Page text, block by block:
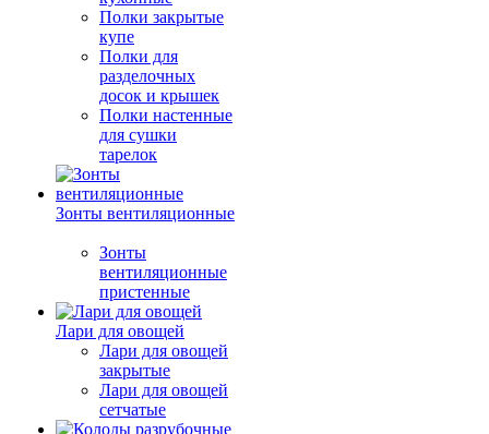
Полки закрытые
купе
Полки для
разделочных
досок и крышек
Полки настенные
для сушки
тарелок
Зонты вентиляционные
Зонты
вентиляционные
пристенные
Лари для овощей
Лари для овощей
закрытые
Лари для овощей
сетчатые